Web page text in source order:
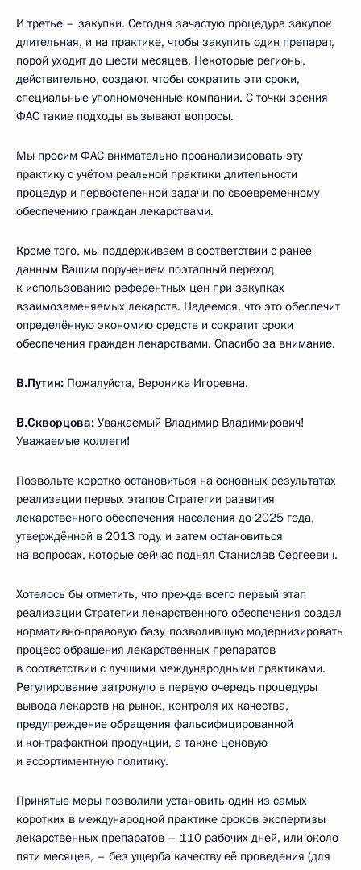
И третье – закупки. Сегодня зачастую процедура закупок
длительная, и на практике, чтобы закупить один препарат,
порой уходит до шести месяцев. Некоторые регионы,
действительно, создают, чтобы сократить эти сроки,
специальные уполномоченные компании. С точки зрения
ФАС такие подходы вызывают вопросы.
Мы просим ФАС внимательно проанализировать эту
практику с учётом реальной практики длительности
процедур и первостепенной задачи по своевременному
обеспечению граждан лекарствами.
Кроме того, мы поддерживаем в соответствии с ранее
данным Вашим поручением поэтапный переход
к использованию референтных цен при закупках
взаимозаменяемых лекарств. Надеемся, что это обеспечит
определённую экономию средств и сократит сроки
обеспечения граждан лекарствами. Спасибо за внимание.
В.Путин: Пожалуйста, Вероника Игоревна.
В.Скворцова: Уважаемый Владимир Владимирович!
Уважаемые коллеги!
Позвольте коротко остановиться на основных результатах
реализации первых этапов Стратегии развития
лекарственного обеспечения населения до 2025 года,
утверждённой в 2013 году, и затем остановиться
на вопросах, которые сейчас поднял Станислав Сергеевич.
Хотелось бы отметить, что прежде всего первый этап
реализации Стратегии лекарственного обеспечения создал
нормативно-правовую базу, позволившую модернизировать
процесс обращения лекарственных препаратов
в соответствии с лучшими международными практиками.
Регулирование затронуло в первую очередь процедуры
вывода лекарств на рынок, контроля их качества,
предупреждение обращения фальсифицированной
и контрафактной продукции, а также ценовую
и ассортиментную политику.
Принятые меры позволили установить один из самых
коротких в международной практике сроков экспертизы
лекарственных препаратов – 110 рабочих дней, или около
пяти месяцев, – без ущерба качеству её проведения (для